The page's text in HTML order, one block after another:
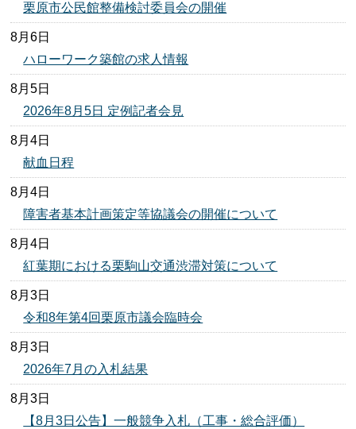
栗原市公民館整備検討委員会の開催
8月6日
ハローワーク築館の求人情報
8月5日
2026年8月5日 定例記者会見
8月4日
献血日程
8月4日
障害者基本計画策定等協議会の開催について
8月4日
紅葉期における栗駒山交通渋滞対策について
8月3日
令和8年第4回栗原市議会臨時会
8月3日
2026年7月の入札結果
8月3日
【8月3日公告】一般競争入札（工事・総合評価）